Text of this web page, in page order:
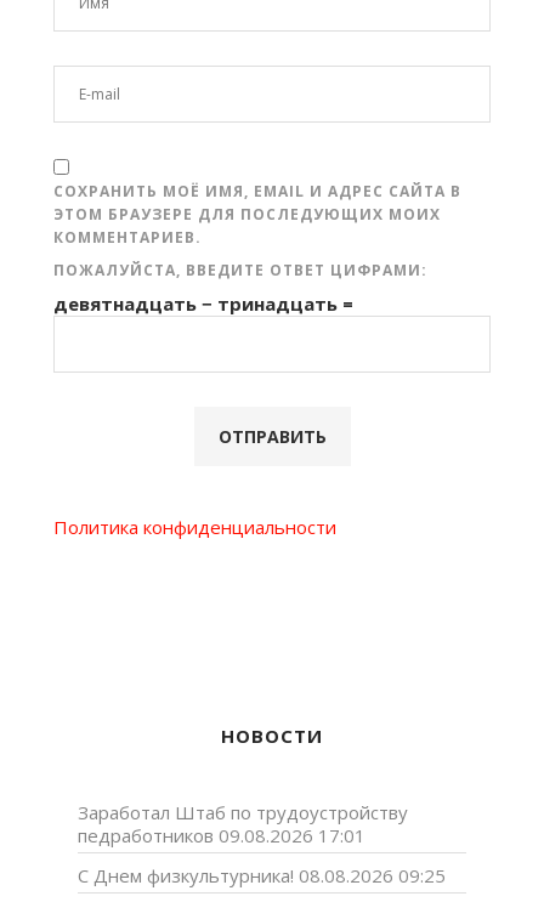
СОХРАНИТЬ МОЁ ИМЯ, EMAIL И АДРЕС САЙТА В
ЭТОМ БРАУЗЕРЕ ДЛЯ ПОСЛЕДУЮЩИХ МОИХ
КОММЕНТАРИЕВ.
ПОЖАЛУЙСТА, ВВЕДИТЕ ОТВЕТ ЦИФРАМИ:
девятнадцать − тринадцать =
Политика конфиденциальности
НОВОСТИ
Заработал Штаб по трудоустройству
педработников 09.08.2026 17:01
С Днем физкультурника! 08.08.2026 09:25